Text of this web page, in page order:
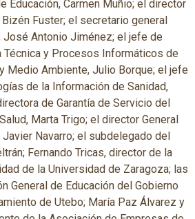
Educación, Carmen Muñio; el director
Fuster; el secretario general
José Antonio Jiménez; el jefe de
y Procesos Informáticos de
Medio Ambiente, Julio Borque; el jefe
de la Información de Sanidad,
de Garantía de Servicio del
Marta Trigo; el director General
Navarro; el subdelegado del
Fernando Tricas, director de la
de la Universidad de Zaragoza; las
General de Educación del Gobierno
de Utebo; María Paz Álvarez y